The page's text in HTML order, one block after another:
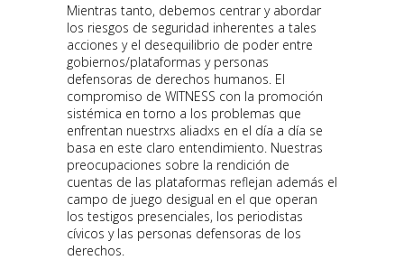
Mientras tanto, debemos centrar y abordar
los riesgos de seguridad inherentes a tales
acciones y el desequilibrio de poder entre
gobiernos/plataformas y personas
defensoras de derechos humanos. El
compromiso de WITNESS con la promoción
sistémica en torno a los problemas que
enfrentan nuestrxs aliadxs en el día a día se
basa en este claro entendimiento. Nuestras
preocupaciones sobre la rendición de
cuentas de las plataformas reflejan además el
campo de juego desigual en el que operan
los testigos presenciales, los periodistas
cívicos y las personas defensoras de los
derechos.